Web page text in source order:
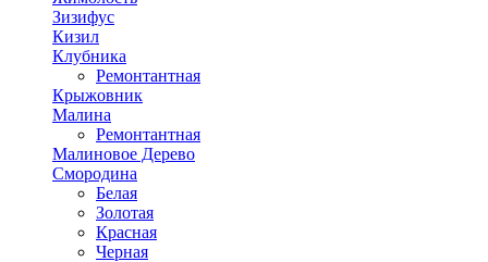
Зизифус
Кизил
Клубника
Ремонтантная
Крыжовник
Малина
Ремонтантная
Малиновое Дерево
Смородина
Белая
Золотая
Красная
Черная